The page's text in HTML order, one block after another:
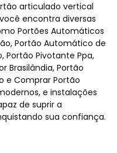
articulado vertical
encontra diversas
Portões Automáticos
Portão Automático de
Portão Pivotante Ppa,
Brasilândia, Portão
e Comprar Portão
e instalações
de suprir a
sua confiança.